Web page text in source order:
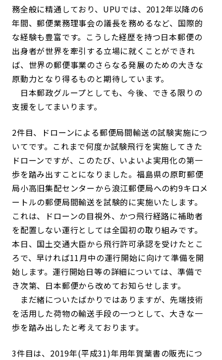
務全般に精通しており、UPUでは、2012年以降の6
年間、郵便業務理事会の議長を務めるなど、国際的
な経験も豊富です。こうした経歴を持つ日本郵便の
出身者が世界を牽引する立場に就くことができれ
ば、世界の郵便事業のさらなる発展のための大きな
原動力となり得るものと期待しています。
日本郵政グループとしても、今後、できる限りの
支援をしてまいります。
2件目、ドローンによる郵便局間輸送の試験実施につ
いてです。これまで何度か試験飛行を実施してきた
ドローンですが、このたび、いよいよ実用化の第一
歩を踏み出すことになりました。福島県の原町郵便
局小高旧集配センターから浪江郵便局への約9キロメ
ートルの郵便局間輸送を試験的に実施いたします。
これは、ドローンの目視外、かつ飛行経路に補助者
を配置しない運行としては全国初の取り組みです。
本日、国土交通大臣から飛行許可承認を受けたとこ
ろで、早ければ11月中の運行開始に向けて準備を開
始します。運行開始日等の詳細については、準備で
き次第、日本郵便から改めてお知らせします。
まだ緒についたばかりではありますが、先端技術
を活用した荷物の輸送手段の一つとして、大きな一
歩を踏み出したと考えております。
3件目は、2019年(平成31)年用年賀葉書の販売につ